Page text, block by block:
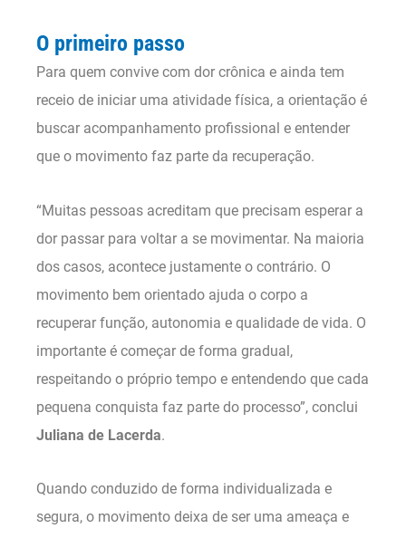
O primeiro passo
Para quem convive com dor crônica e ainda tem
receio de iniciar uma atividade física, a orientação é
buscar acompanhamento profissional e entender
que o movimento faz parte da recuperação.
“Muitas pessoas acreditam que precisam esperar a
dor passar para voltar a se movimentar. Na maioria
dos casos, acontece justamente o contrário. O
movimento bem orientado ajuda o corpo a
recuperar função, autonomia e qualidade de vida. O
importante é começar de forma gradual,
respeitando o próprio tempo e entendendo que cada
pequena conquista faz parte do processo”, conclui
Juliana de Lacerda.
Quando conduzido de forma individualizada e
segura, o movimento deixa de ser uma ameaça e